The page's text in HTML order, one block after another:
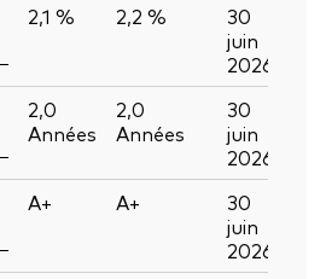
2,1 % 2,2 %
30
juin
2026
2,0
Années
2,0
Années
30
juin
2026
A+ A+
30
juin
2026